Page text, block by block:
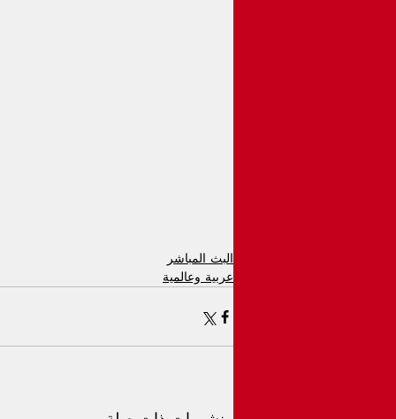
البث المباشر
عربية وعالمية